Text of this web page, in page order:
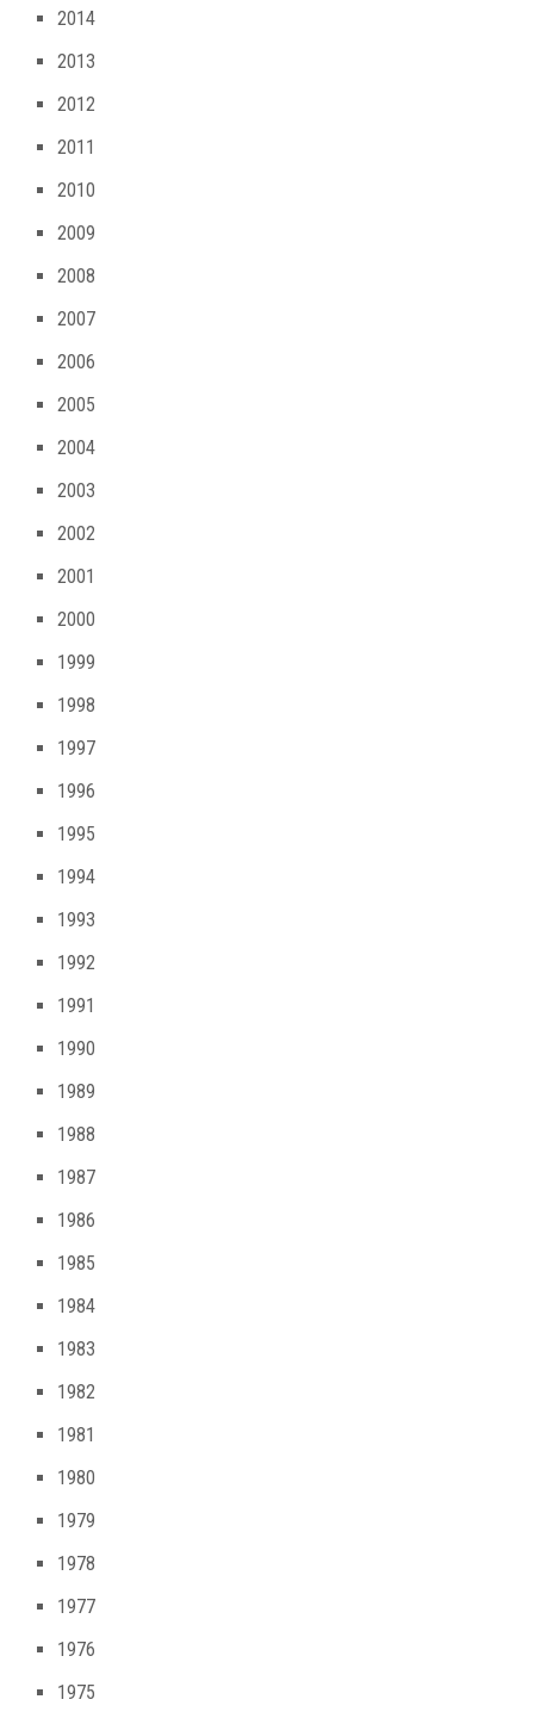
2014
2013
2012
2011
2010
2009
2008
2007
2006
2005
2004
2003
2002
2001
2000
1999
1998
1997
1996
1995
1994
1993
1992
1991
1990
1989
1988
1987
1986
1985
1984
1983
1982
1981
1980
1979
1978
1977
1976
1975